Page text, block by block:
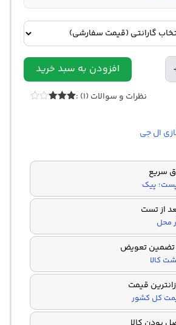
افزودن به سبد خرید
نظرات و سوالات (1) :
customer
ال جی
سریع
پیک
از تست
محل
تضمین تعویض
کالا
قیمت
کل کشور